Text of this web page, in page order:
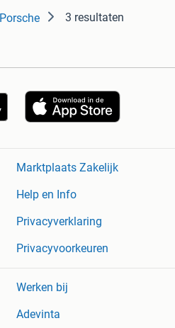
Porsche 3 resultaten
Marktplaats Zakelijk
Help en Info
Privacyverklaring
Privacyvoorkeuren
Werken bij
Adevinta